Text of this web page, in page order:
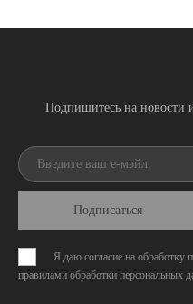
Подпишитесь на новости
Подписаться
Я даю согласие на обработку
правилами обработки персональных